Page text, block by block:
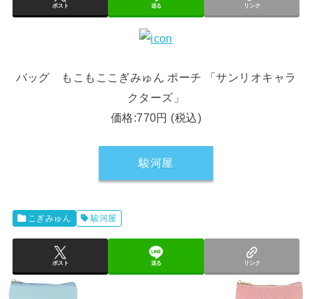
ポスト 送る リンク
バッグ もこもここぎみゅん ポーチ 「サンリオキャラ
クターズ」
価格:770円 (税込)
駿河屋
こぎみゅん 駿河屋
ポスト 送る リンク